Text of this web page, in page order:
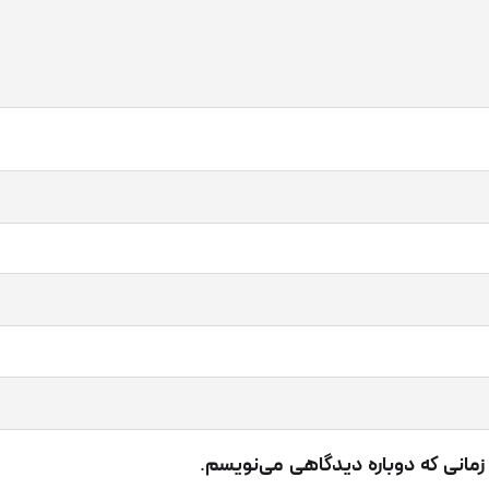
برای پوست
خود از این روش بی نظیر استفاده می‌کنند. اما اگر قصد
صورت خود بهره ببرید، باید اطلاعات لازم را درباره نقاط
زمانی که دوباره دیدگاهی می‌نویسم.